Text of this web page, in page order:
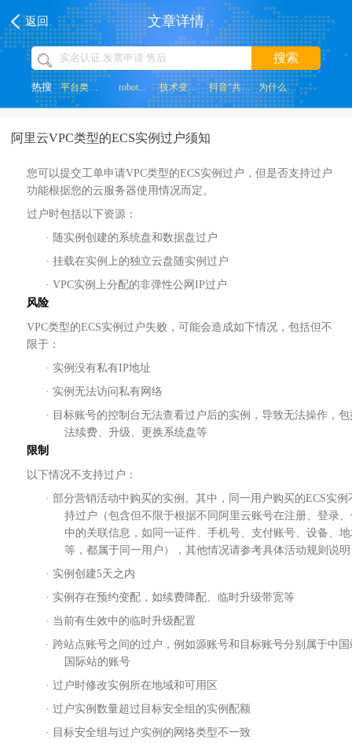
返回 文章详情
搜索
热搜 平台类网站... robot... 技术变革带... 抖音“共创... 为什么网页...
阿里云VPC类型的ECS实例过户须知
您可以提交工单申请VPC类型的ECS实例过户，但是否支持过户
功能根据您的云服务器使用情况而定。
过户时包括以下资源：
· 随实例创建的系统盘和数据盘过户
· 挂载在实例上的独立云盘随实例过户
· VPC实例上分配的非弹性公网IP过户
风险
VPC类型的ECS实例过户失败，可能会造成如下情况，包括但不
限于：
· 实例没有私有IP地址
· 实例无法访问私有网络
· 目标账号的控制台无法查看过户后的实例，导致无法操作，包
法续费、升级、更换系统盘等
限制
以下情况不支持过户：
· 部分营销活动中购买的实例。其中，同一用户购买的ECS实例
持过户（包含但不限于根据不同阿里云账号在注册、登录
中的关联信息，如同一证件、手机号、支付账号、设备、
等，都属于同一用户），其他情况请参考具体活动规则说明
· 实例创建5天之内
· 实例存在预约变配，如续费降配、临时升级带宽等
· 当前有生效中的临时升级配置
· 跨站点账号之间的过户，例如源账号和目标账号分别属于中国
国际站的账号
· 过户时修改实例所在地域和可用区
· 过户实例数量超过目标安全组的实例配额
· 目标安全组与过户实例的网络类型不一致